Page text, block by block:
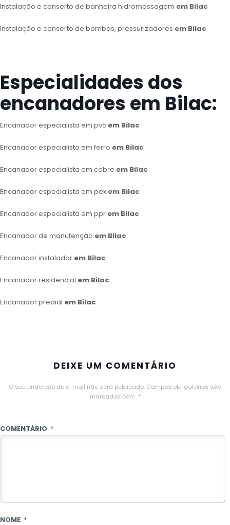
Instalação e conserto de banheira hidromassagem em Bilac
Instalação e conserto de bombas, pressurizadores em Bilac
Especialidades dos
encanadores em Bilac:
Encanador especialista em pvc em Bilac
Encanador especialista em ferro em Bilac
Encanador especialista em cobre em Bilac
Encanador especialista em pex em Bilac
Encanador especialista em ppr em Bilac
Encanador de manutenção em Bilac
Encanador instalador em Bilac
Encanador residencial em Bilac
Encanador predial em Bilac
DEIXE UM COMENTÁRIO
O seu endereço de e-mail não será publicado. Campos obrigatórios são
marcados com *
COMENTÁRIO *
NOME *